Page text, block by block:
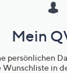
Mein
persönlichen
Wunschliste in